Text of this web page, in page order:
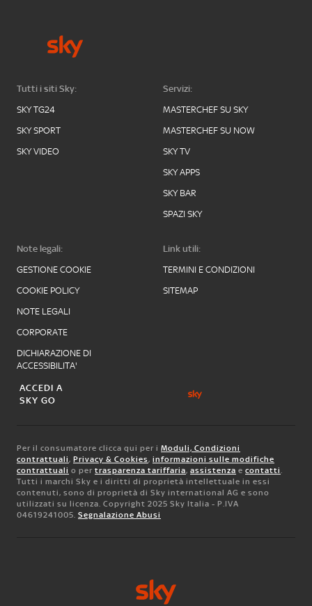
Tutti i siti Sky:
SKY TG24
SKY SPORT
SKY VIDEO
Servizi:
MASTERCHEF SU SKY
MASTERCHEF SU NOW
SKY TV
SKY APPS
SKY BAR
SPAZI SKY
Note legali:
GESTIONE COOKIE
COOKIE POLICY
NOTE LEGALI
CORPORATE
DICHIARAZIONE DI
ACCESSIBILITA'
Link utili:
TERMINI E CONDIZIONI
SITEMAP
ACCEDI A
SKY GO
Per il consumatore clicca qui per i Moduli, Condizioni
contrattuali, Privacy & Cookies, informazioni sulle modifiche
contrattuali o per trasparenza tariffaria, assistenza e contatti.
Tutti i marchi Sky e i diritti di proprietà intellettuale in essi
contenuti, sono di proprietà di Sky international AG e sono
utilizzati su licenza. Copyright 2025 Sky Italia - P.IVA
04619241005. Segnalazione Abusi